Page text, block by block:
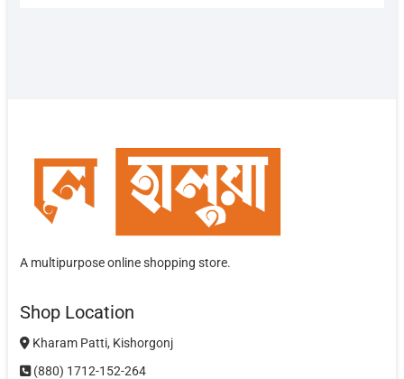
A multipurpose online shopping store.
Shop Location
Kharam Patti, Kishorgonj
(880) 1712-152-264